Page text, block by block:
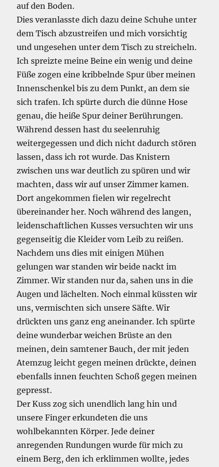
auf den Boden.
Dies veranlasste dich dazu deine Schuhe unter
dem Tisch abzustreifen und mich vorsichtig
und ungesehen unter dem Tisch zu streicheln.
Ich spreizte meine Beine ein wenig und deine
Füße zogen eine kribbelnde Spur über meinen
Innenschenkel bis zu dem Punkt, an dem sie
sich trafen. Ich spürte durch die dünne Hose
genau, die heiße Spur deiner Berührungen.
Während dessen hast du seelenruhig
weitergegessen und dich nicht dadurch stören
lassen, dass ich rot wurde. Das Knistern
zwischen uns war deutlich zu spüren und wir
machten, dass wir auf unser Zimmer kamen.
Dort angekommen fielen wir regelrecht
übereinander her. Noch während des langen,
leidenschaftlichen Kusses versuchten wir uns
gegenseitig die Kleider vom Leib zu reißen.
Nachdem uns dies mit einigen Mühen
gelungen war standen wir beide nackt im
Zimmer. Wir standen nur da, sahen uns in die
Augen und lächelten. Noch einmal küssten wir
uns, vermischten sich unsere Säfte. Wir
drückten uns ganz eng aneinander. Ich spürte
deine wunderbar weichen Brüste an den
meinen, dein samtener Bauch, der mit jeden
Atemzug leicht gegen meinen drückte, deinen
ebenfalls innen feuchten Schoß gegen meinen
gepresst.
Der Kuss zog sich unendlich lang hin und
unsere Finger erkundeten die uns
wohlbekannten Körper. Jede deiner
anregenden Rundungen wurde für mich zu
einem Berg, den ich erklimmen wollte, jedes